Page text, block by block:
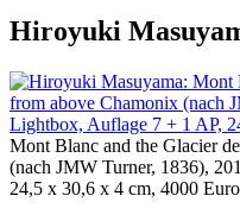
Hiroyuki
Mont Blanc and the Glacier
(nach JMW Turner, 1836),
24,5 x 30,6 x 4 cm, 4000 Euro